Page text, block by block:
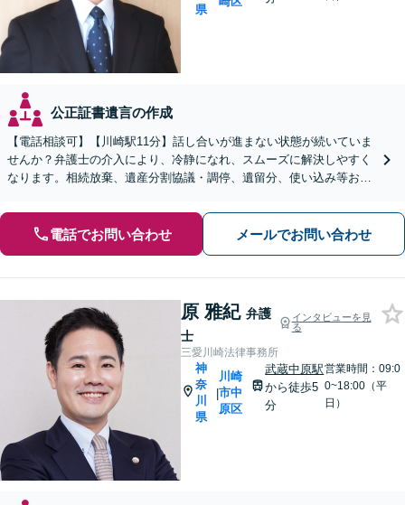
県
公正証書遺言の作成
【電話相談可】【川崎駅11分】話し合いが進まない状態が続いていま
せんか？弁護士の介入により、冷静になれ、スムーズに解決しやすく
なります。相続放棄、遺産分割協議・調停、遺留分、使い込み等おま
電話でお問い合わせ メールでお問い合わせ
原 雅紀 弁護
士
インタビューを見
る
三愛川崎法律事務所
神
奈
川
県
|
川崎
市中
原区
武蔵中原駅
から徒歩5
分
営業時間：09:0
0~18:00（平
日）